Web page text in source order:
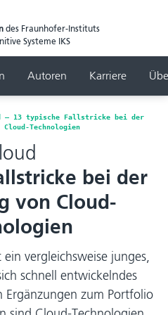
des Fraunhofer-Instituts
Systeme IKS
Autoren Karriere
– 13 typische Fallstricke bei der
Technologien
bei der
von Cloud-
vergleichsweise junges,
schnell entwickelndes
Ergänzungen zum Portfolio